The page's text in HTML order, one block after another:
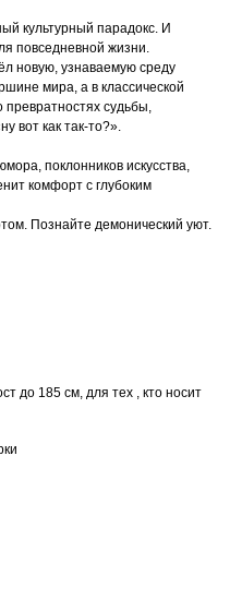
культурный парадокс. И
повседневной жизни.
новую, узнаваемую среду
мира, а в классической
судьбы,
вот как так-то?».
поклонников искусства,
комфорт с глубоким
Познайте демонический уют.
до 185 см, для тех , кто носит